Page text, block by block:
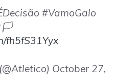
#VamoGalo
fh5fS31Yyx
October 27,